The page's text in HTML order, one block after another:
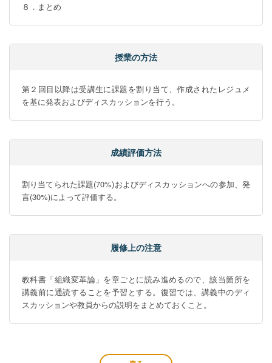
８．まとめ
授業の方法
第２回目以降は受講生に課題を割り当て、作成されたレジュメ
を基に発表およびディスカッションを行う。
成績評価方法
割り当てられた課題(70%)およびディスカッションへの参加、発
言(30%)によって評価する。
履修上の注意
教科書「組織変革論」を章ごとに読み進めるので、該当箇所を
講義前に通読することを予習とする。復習では、講義中のディ
スカッションや教員からの説明をまとめておくこと。